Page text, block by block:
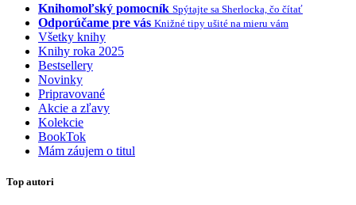
Knihomoľský pomocník Spýtajte sa Sherlocka, čo čítať
Odporúčame pre vás Knižné tipy ušité na mieru vám
Všetky knihy
Knihy roka 2025
Bestsellery
Novinky
Pripravované
Akcie a zľavy
Kolekcie
BookTok
Mám záujem o titul
Top autori